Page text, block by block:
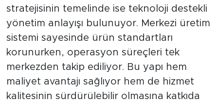
stratejisinin temelinde ise teknoloji destekli
yönetim anlayışı bulunuyor. Merkezi üretim
sistemi sayesinde ürün standartları
korunurken, operasyon süreçleri tek
merkezden takip ediliyor. Bu yapı hem
maliyet avantajı sağlıyor hem de hizmet
kalitesinin sürdürülebilir olmasına katkıda